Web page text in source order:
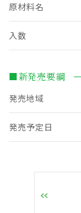
原材料名
入数
■新発売要綱
発売地域
発売予定日